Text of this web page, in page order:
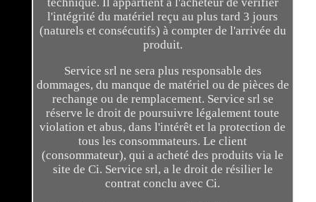
technique. Il appartient à l'acheteur de vérifier
l'intégrité du matériel reçu au plus tard 3 jours
(naturels et consécutifs) à compter de l'arrivée du
produit.
Service srl ne sera plus responsable des
dommages, du manque de matériel ou de pièces de
rechange ou de remplacement. Service srl se
réserve le droit de poursuivre légalement toute
violation et abus, dans l'intérêt et la protection de
tous les consommateurs. Le client
(consommateur), qui a acheté des produits via le
site de Ci. Service srl, a le droit de résilier le
contrat conclu avec Ci.